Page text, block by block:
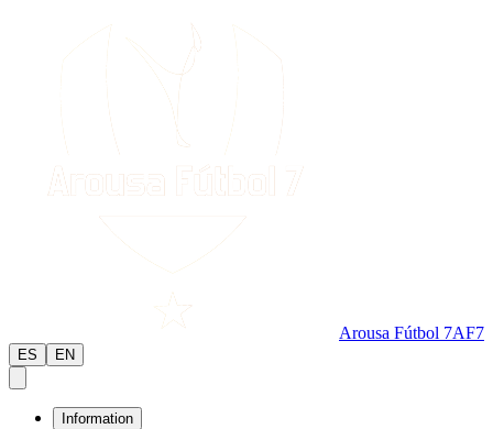
Arousa Fútbol 7AF7
ES EN
Information